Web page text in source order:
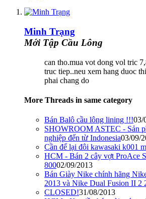
Minh Trạng
Mới Tập Cầu Lông
can tho.mua vot dong vol tric
truc tiep..neu xem hang duoc
phai chang do
More Threads in same category
Bán Balô cầu lông lining !!!03/
SHOWROOM ASTEC - Sản
nghiệp đến từ Indonesia03/09/
Cần để lại đôi kawasaki k001
HCM - Bán 2 cây vợt ProAce
80002/09/2013
Bán Giày Nike chính hãng
2013 và Nike Dual Fusion II 2
CLOSED!31/08/2013